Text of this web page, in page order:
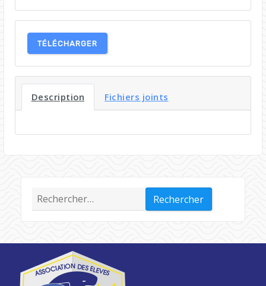
TÉLÉCHARGER
Description Fichiers joints
Rechercher :